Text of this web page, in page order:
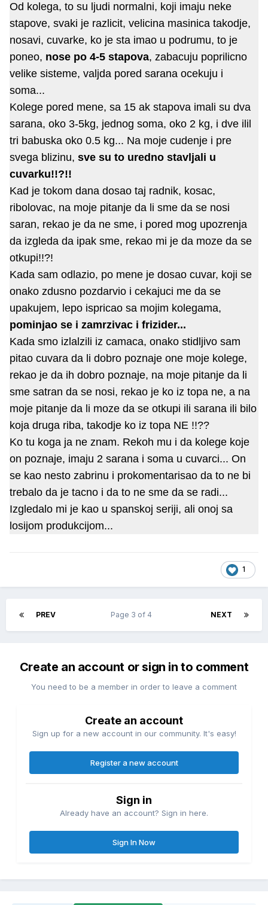
Od kolega, to su ljudi normalni, koji imaju neke
stapove, svaki je razlicit, velicina masinica takodje,
nosavi, cuvarke, ko je sta imao u podrumu, to je
poneo, nose po 4-5 stapova, zabacuju poprilicno
velike sisteme, valjda pored sarana ocekuju i
soma...
Kolege pored mene, sa 15 ak stapova imali su dva
sarana, oko 3-5kg, jednog soma, oko 2 kg, i dve ilil
tri babuska oko 0.5 kg... Na moje cudenje i pre
svega blizinu, sve su to uredno stavljali u
cuvarku!!?!!
Kad je tokom dana dosao taj radnik, kosac,
ribolovac, na moje pitanje da li sme da se nosi
saran, rekao je da ne sme, i pored mog upozrenja
da izgleda da ipak sme, rekao mi je da moze da se
otkupi!!?!
Kada sam odlazio, po mene je dosao cuvar, koji se
onako zdusno pozdarvio i cekajuci me da se
upakujem, lepo ispricao sa mojim kolegama,
pominjao se i zamrzivac i frizider...
Kada smo izlalzili iz camaca, onako stidljivo sam
pitao cuvara da li dobro poznaje one moje kolege,
rekao je da ih dobro poznaje, na moje pitanje da li
sme satran da se nosi, rekao je ko iz topa ne, a na
moje pitanje da li moze da se otkupi ili sarana ili bilo
koja druga riba, takodje ko iz topa NE !!??
Ko tu koga ja ne znam. Rekoh mu i da kolege koje
on poznaje, imaju 2 sarana i soma u cuvarci... On
se kao nesto zabrinu i prokomentarisao da to ne bi
trebalo da je tacno i da to ne sme da se radi...
Izgledalo mi je kao u spanskoj seriji, ali onoj sa
losijom produkcijom...
1
PREV NEXT
Page 3 of 4
Create an account or sign in to comment
You need to be a member in order to leave a comment
Create an account
Sign up for a new account in our community. It's easy!
Register a new account
Sign in
Already have an account? Sign in here.
Sign In Now